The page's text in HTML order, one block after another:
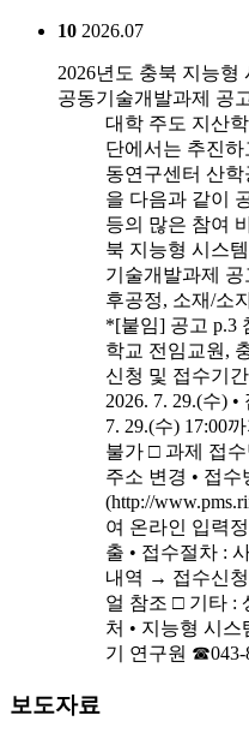
10 2026.07
2026년도 충북 지능
공동기술개발과제 공
대학 주도 지산
단에서는 추진
동연구센터 산
을 다음과 같이
등의 많은 참여
북 지능형 시스
기술개발과제
후공정, 소재/소
*[붙임] 공고 p.3
학교 전임교원,
신청 및 접수기
2026. 7. 29.(수)
7. 29.(수) 17:00
불가 □ 과제 접
주소 변경 • 접
(http://
여 온라인 입력
출 • 접수절차 :
내역 → 접수신
얼 참조 □ 기타 :
처 • 지능형 시
기 연구원 ☎043-
보도자료